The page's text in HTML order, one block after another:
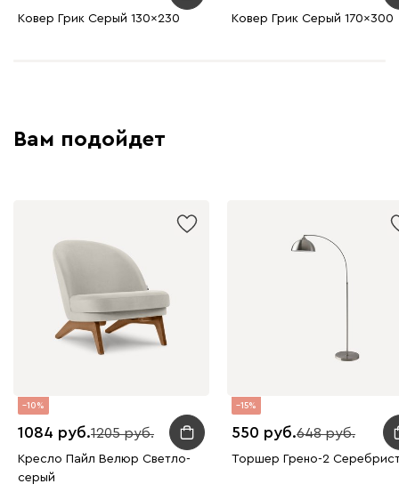
Ковер Грик Серый 130x230 Ковер Грик Серый 170x300
Вам подойдет
10
1084 1205
Кресло Пайл Велюр Светло-
серый
15
550 648
Торшер Грено-2